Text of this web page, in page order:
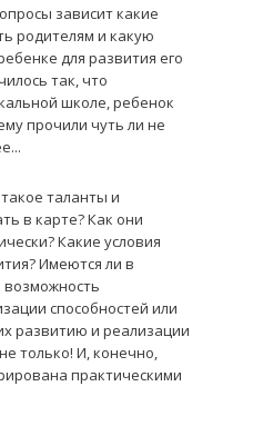
зависит какие
родителям и какую
для развития его
так, что
школе, ребенок
прочили чуть ли не
таланты и
в карте? Как они
Какие условия
Имеются ли в
возможность
способностей или
развитию и реализации
только! И, конечно,
практическими